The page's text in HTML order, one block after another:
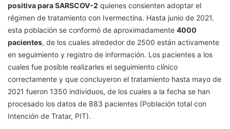
positiva para SARSCOV-2 quienes consienten adoptar el
régimen de tratamiento con Ivermectina. Hasta junio de 2021.
esta población se conformó de aproximadamente 4000
pacientes, de los cuales alrededor de 2500 están activamente
en seguimiento y registro de información. Los pacientes a los
cuales fue posible realizarles el seguimiento clínico
correctamente y que concluyeron el tratamiento hasta mayo de
2021 fueron 1350 individuos, de los cuales a la fecha se han
procesado los datos de 883 pacientes (Población total con
Intención de Tratar, PIT).